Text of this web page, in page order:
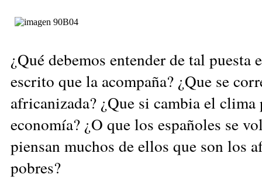
¿Qué debemos entender de tal puesta
escrito que la acompaña? ¿Que se
africanizada? ¿Que si cambia el clima
economía? ¿O que los españoles se
piensan muchos de ellos que son los
pobres?